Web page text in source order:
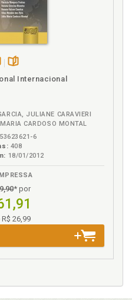
páginas
Internacional
JULIANE CARAVIERI
CARDOSO MONTAL
6
408
18/01/2012
* por
26,99